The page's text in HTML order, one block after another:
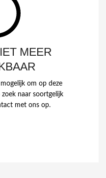
MEER
om op deze
naar soortgelijk
met ons op.